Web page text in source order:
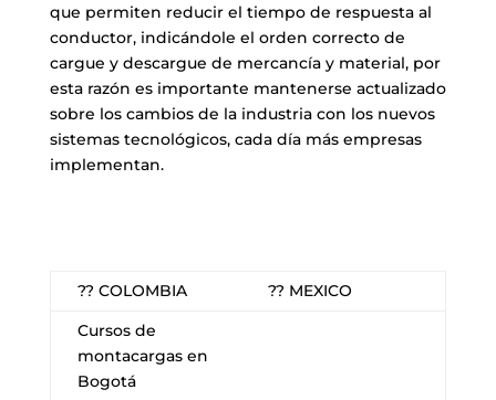
que permiten reducir el tiempo de respuesta al
conductor, indicándole el orden correcto de
cargue y descargue de mercancía y material, por
esta razón es importante mantenerse actualizado
sobre los cambios de la industria con los nuevos
sistemas tecnológicos, cada día más empresas
implementan.
?? COLOMBIA
?? MEXICO
Cursos de
montacargas en
Bogotá